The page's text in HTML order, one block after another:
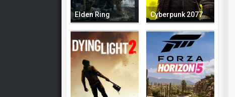
Elden Ring Cyberpunk 2077